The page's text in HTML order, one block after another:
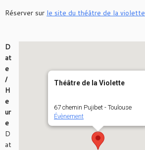
Réserver sur le site du théâtre de la violette
Théâtre de la Violette
67 chemin Pujibet - Toulouse
Évènement
D
at
e
/
H
e
ur
e
D
at